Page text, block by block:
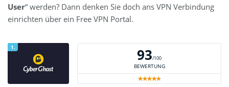
User“ werden? Dann denken Sie doch ans VPN Verbindung
einrichten über ein Free VPN Portal.
1. 93/100
BEWERTUNG